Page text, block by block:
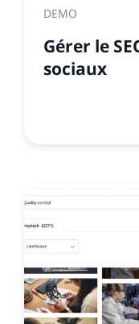
DEMO
Gérer le
sociaux